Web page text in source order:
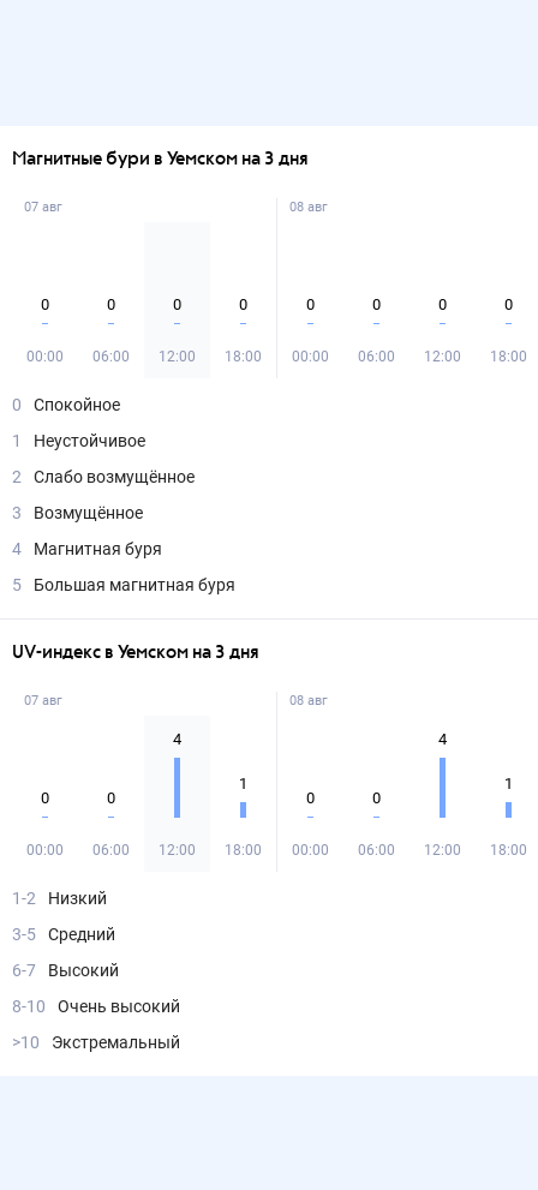
Магнитные бури в Уемском на 3 дня
07 авг
0
00:00
0
06:00
0
12:00
0
18:00
08 авг
0
00:00
0
06:00
0
12:00
0
18:00
0
Спокойное
1
Неустойчивое
2
Слабо возмущённое
3
Возмущённое
4
Магнитная буря
5
Большая магнитная буря
UV-индекс в Уемском на 3 дня
07 авг
0
00:00
0
06:00
4
12:00
1
18:00
08 авг
0
00:00
0
06:00
4
12:00
1
18:00
1-2
Низкий
3-5
Средний
6-7
Высокий
8-10
Очень высокий
>10
Экстремальный